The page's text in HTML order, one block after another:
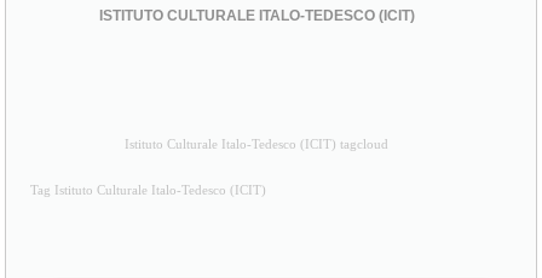
ISTITUTO CULTURALE ITALO-TEDESCO (ICIT)
Istituto Culturale Italo-Tedesco (ICIT) tagcloud
Tag Istituto Culturale Italo-Tedesco (ICIT)